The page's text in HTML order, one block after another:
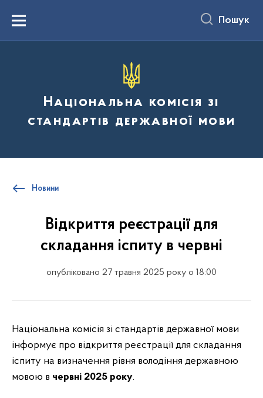
вмістуMenu Пошук
Національна комісія зі
стандартів державної мови
Новини
Відкриття реєстрації для
складання іспиту в червні
опубліковано 27 травня 2025 року о 18:00
Національна комісія зі стандартів державної мови
інформує про відкриття реєстрації для складання
іспиту на визначення рівня володіння державною
мовою в червні 2025 року.